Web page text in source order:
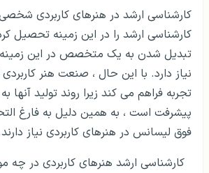
کارشناسی ارشد در هنرهای کاربردی
کارشناسی ارشد را در این زمینه تحصیل
تبدیل شدن به یک متخصص در این
نیاز دارد. با این حال ، صنعت هنر
تجربه فراهم می کند زیرا روند تولید آنها
پیشرفت است ، به همین دلیل به فارغ
فوق لیسانس در هنرهای کاربردی نیاز
کارشناسی ارشد هنرهای کاربردی در